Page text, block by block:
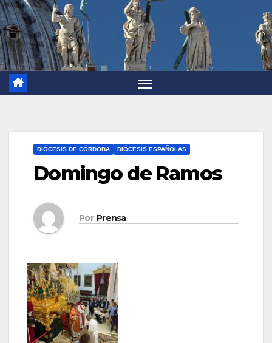
DIÓCESIS DE CÓRDOBA DIÓCESIS ESPAÑOLAS
Domingo de Ramos
Por Prensa